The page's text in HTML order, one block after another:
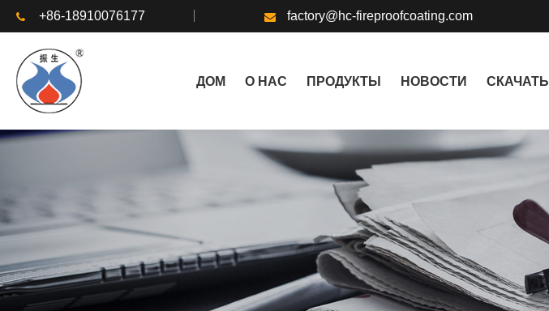
+86-18910076177 factory@hc-fireproofcoating.com
ДОМ О НАС ПРОДУКТЫ НОВОСТИ СКАЧАТЬ